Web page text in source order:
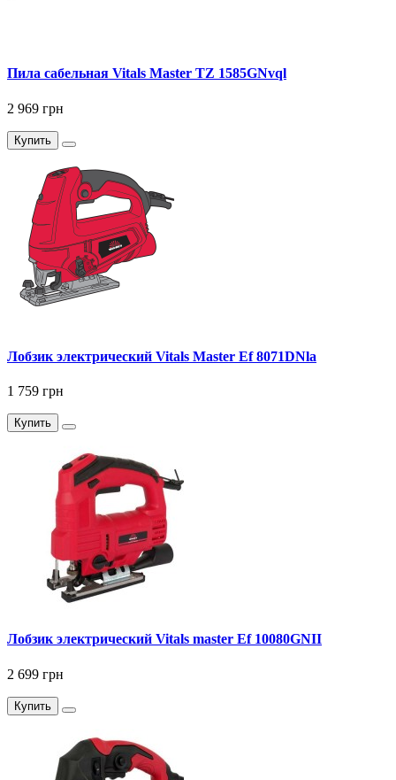
Пила сабельная Vitals Master TZ 1585GNvql
2 969 грн
Купить
Лобзик электрический Vitals Master Ef 8071DNla
1 759 грн
Купить
Лобзик электрический Vitals master Ef 10080GNII
2 699 грн
Купить